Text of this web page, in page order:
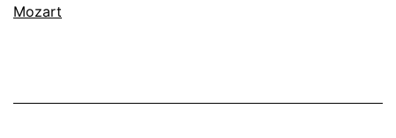
Mozart